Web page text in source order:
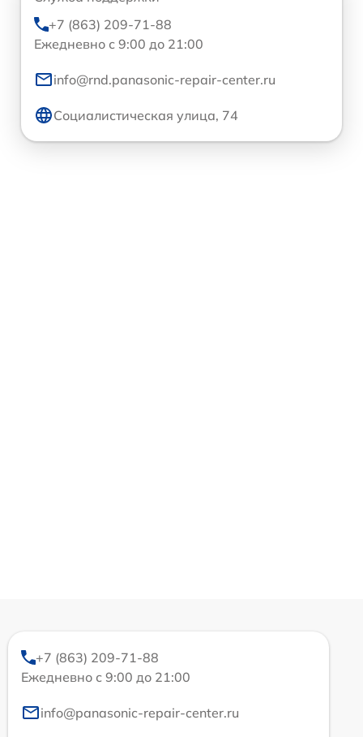
+7 (863) 209-71-88
Ежедневно с 9:00 до 21:00
info@rnd.panasonic-repair-center.ru
Социалистическая улица, 74
+7 (863) 209-71-88
Ежедневно с 9:00 до 21:00
info@panasonic-repair-center.ru